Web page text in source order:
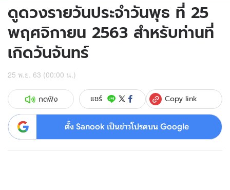
ดูดวงรายวันประจำวันพุธ ที่ 25
พฤศจิกายน 2563 สำหรับท่านที่
เกิดวันจันทร์
25 พ.ย. 63 (00:00 น.)
กดฟัง แชร์ Copy link
ตั้ง Sanook เป็นข่าวโปรดบน Google